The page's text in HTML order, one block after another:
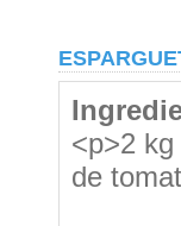
<p>2
de